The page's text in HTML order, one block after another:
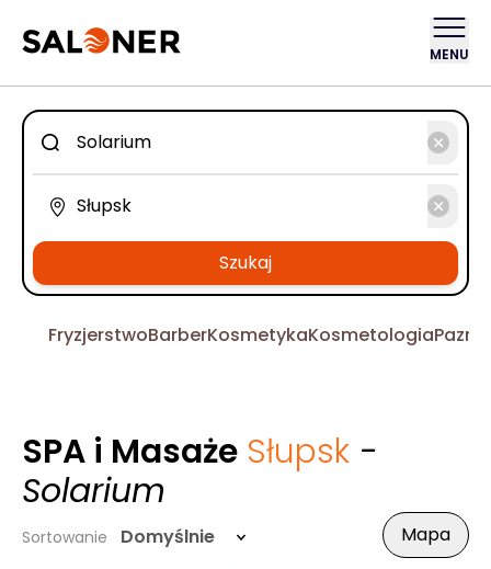
MENU
Szukaj
FryzjerstwoBarberKosmetykaKosmetologia
SPA i Masaże Słupsk -
Solarium
Sortowanie Domyślnie Mapa